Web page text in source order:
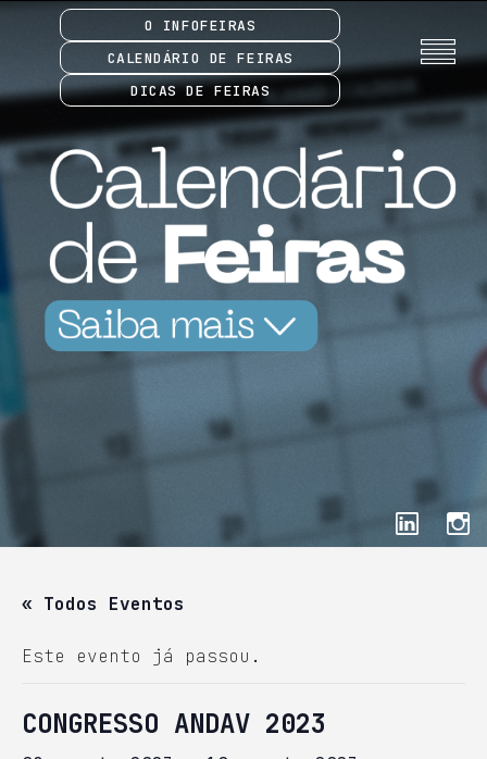
O INFOFEIRAS
CALENDÁRIO DE FEIRAS
DICAS DE FEIRAS
« Todos Eventos
Este evento já passou.
CONGRESSO ANDAV 2023